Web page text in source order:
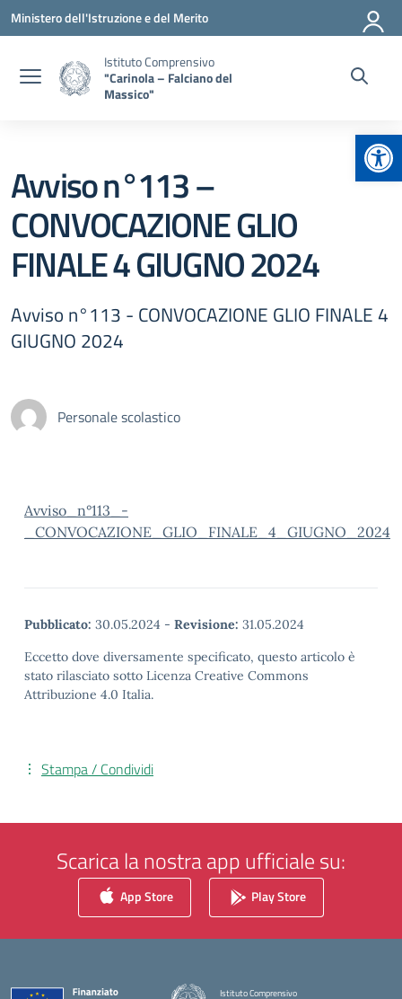
Vai ai contenuti
Vai al menu di navigazione
Vai al footer
Ministero dell'Istruzione e del Merito
Istituto Comprensivo
"Carinola – Falciano del
Massico"
Avviso n°113 –
CONVOCAZIONE GLIO
FINALE 4 GIUGNO 2024
Avviso n°113 - CONVOCAZIONE GLIO FINALE 4
GIUGNO 2024
Personale scolastico
Avviso_n°113_-
_CONVOCAZIONE_GLIO_FINALE_4_GIUGNO_2024
Pubblicato: 30.05.2024 - Revisione: 31.05.2024
Eccetto dove diversamente specificato, questo articolo è
stato rilasciato sotto Licenza Creative Commons
Attribuzione 4.0 Italia.
Stampa / Condividi
Scarica la nostra app ufficiale su:
App Store Play Store
Istituto Comprensivo